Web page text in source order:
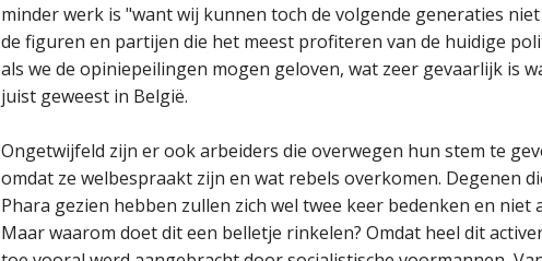
minder werk is "want wij kunnen toch de volgende generaties
de figuren en partijen die het meest profiteren van de huidige
als we de opiniepeilingen mogen geloven, wat zeer gevaarlijk is
juist geweest in België.
Ongetwijfeld zijn er ook arbeiders die overwegen hun stem te
omdat ze welbespraakt zijn en wat rebels overkomen. Degenen
Phara gezien hebben zullen zich wel twee keer bedenken en niet
Maar waarom doet dit een belletje rinkelen? Omdat heel dit